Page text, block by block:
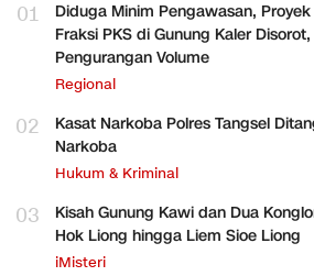
01
Diduga Minim Pengawasan,
Fraksi PKS di Gunung Kaler
Pengurangan Volume
Regional
02
Kasat Narkoba Polres Tangsel
Narkoba
Hukum & Kriminal
03
Kisah Gunung Kawi dan Dua
Hok Liong hingga Liem Sioe Liong
iMisteri